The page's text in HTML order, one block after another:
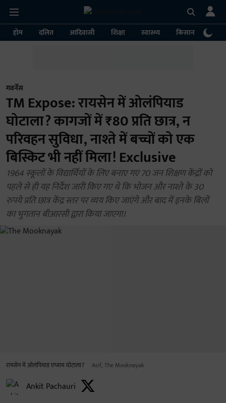
होम दलित आदिवासी शिक्षा स्वास्थ्य किसान
गवर्नेंस
TM Expose: रायसेन में ओलंपियाड
घोटाला? कागजों में ₹80 प्रति छात्र, न
परिवहन सुविधा, नाश्ते में बच्चों को एक
बिस्किट भी नहीं मिला! Exclusive
1964 स्कूलों के विद्यार्थियों के लिए बनाए गए 70 जन शिक्षण केंद्रों को
पहले से ही यह निर्देश जारी किए गए थे कि भोजन और नाश्ते के 30
रुपये प्रति छात्र केंद्र स्तर पर व्यय किए जाएंगे और बाद में इनके बिलों
का भुगतान बीआरसी द्वारा किया जाएगा।
रायसेन में ओलंपियाड एग्जाम घोटाला? Asif, The Mooknayak
Ankit Pachauri